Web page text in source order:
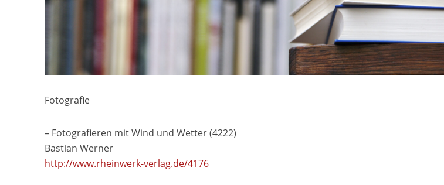
Fotografie
– Fotografieren mit Wind und Wetter (4222)
Bastian Werner
http://www.rheinwerk-verlag.de/4176